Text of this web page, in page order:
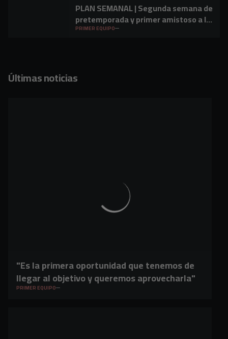
PLAN SEMANAL | Segunda semana de
pretemporada y primer amistoso a la
vista
PRIMER EQUIPO
Últimas noticias
"Es la primera oportunidad que tenemos de
llegar al objetivo y queremos aprovecharla"
PRIMER EQUIPO